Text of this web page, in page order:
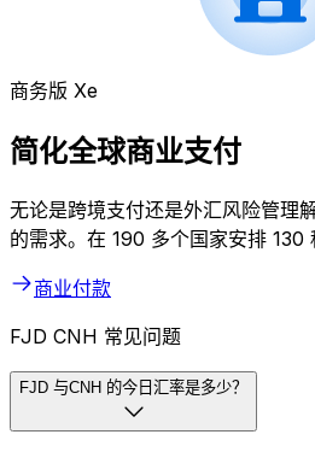
商务版 Xe
简化全球商业支付
无论是跨境支付还是外汇风险管理
的需求。在 190 多个国家安排 130
商业付款
FJD CNH 常见问题
FJD 与CNH 的今日汇率是多少？